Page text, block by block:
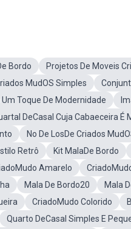
Bordo
Projetos De Moveis
MudOS Simples
Toque De Modernidade
DeCasal Cuja Cabaeceira É
No De LosDe Criados
Retrô Kit MalaDe Bordo
Amarelo
Mala De Bordo20 Mala
CriadoMudo Colorido
Quarto DeCasal Simples E